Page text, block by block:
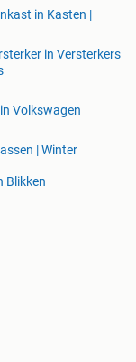
in Kasten |
in Versterkers
Volkswagen
| Winter
Blikken